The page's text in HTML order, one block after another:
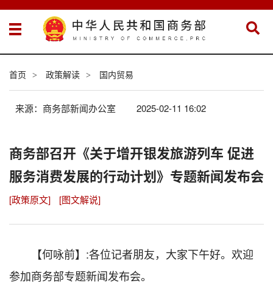
首页 > 政策解读 > 国内贸易
来源：商务部新闻办公室 2025-02-11 16:02
商务部召开《关于增开银发旅游列车 促进
服务消费发展的行动计划》专题新闻发布会
[政策原文] [图文解说]
【何咏前】:各位记者朋友，大家下午好。欢迎
参加商务部专题新闻发布会。